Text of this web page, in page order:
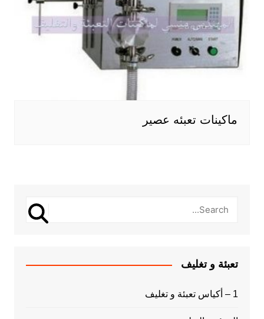
ماكينات تعبئه عصير
تعبئة و تغليف
1 – أكياس تعبئة و تغليف